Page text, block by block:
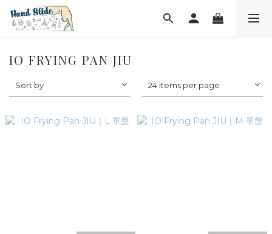
IO FRYING PAN JIU
Sort by 24 Items per page